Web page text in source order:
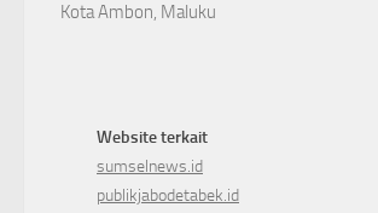
Kota Ambon, Maluku
Website terkait
sumselnews.id
publikjabodetabek.id